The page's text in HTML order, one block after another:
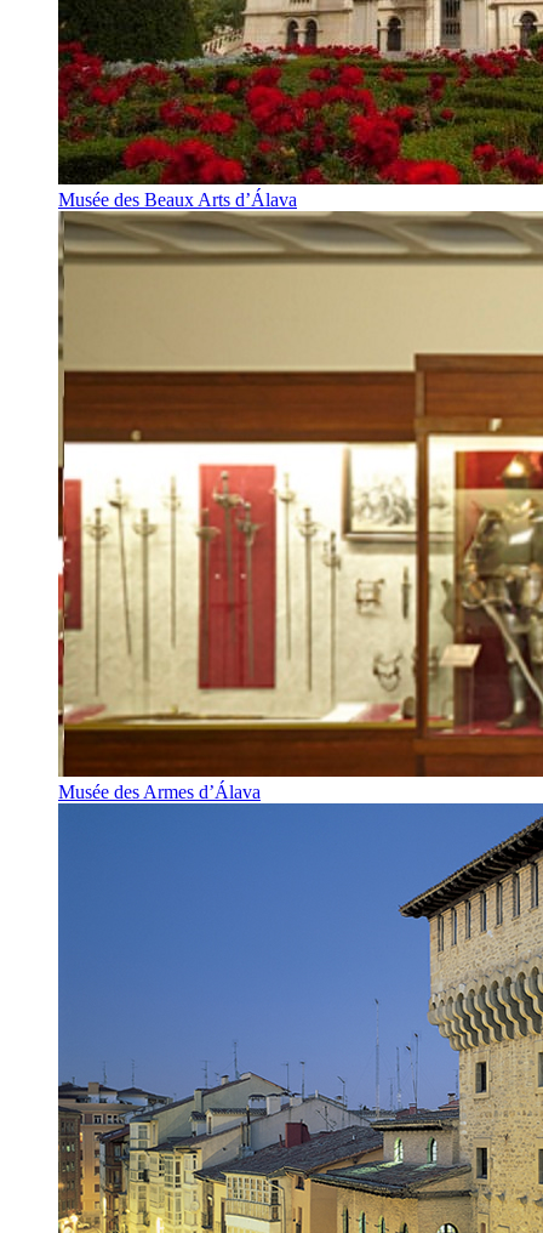
Musée des Beaux Arts d’Álava
Musée des Armes d’Álava